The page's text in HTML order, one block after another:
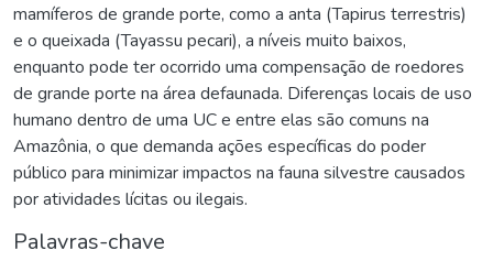
mamíferos de grande porte, como a anta (Tapirus terrestris)
e o queixada (Tayassu pecari), a níveis muito baixos,
enquanto pode ter ocorrido uma compensação de roedores
de grande porte na área defaunada. Diferenças locais de uso
humano dentro de uma UC e entre elas são comuns na
Amazônia, o que demanda ações específicas do poder
público para minimizar impactos na fauna silvestre causados
por atividades lícitas ou ilegais.
Palavras-chave